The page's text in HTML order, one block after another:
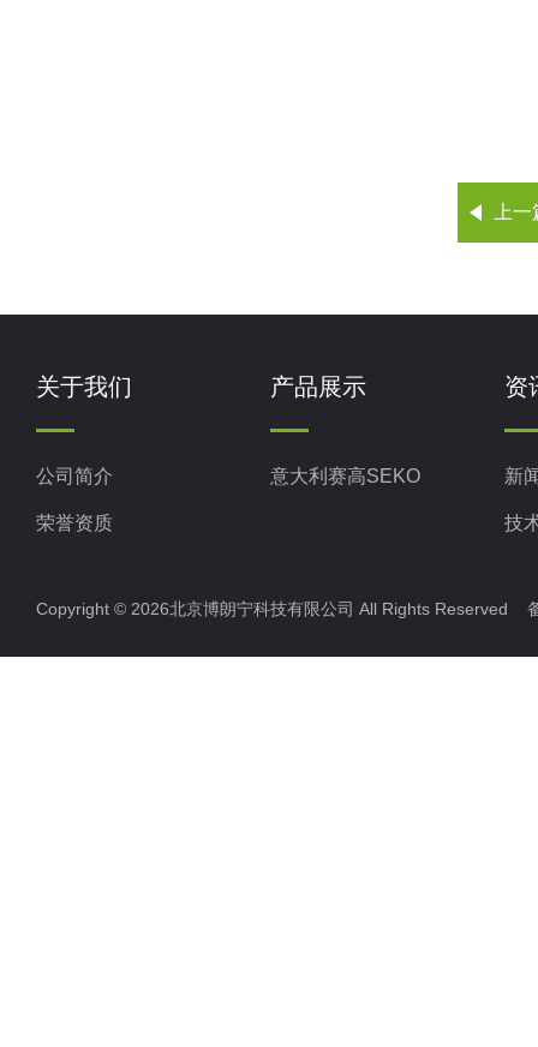
上
关于我们
公司简介
荣誉资质
产品展示
意大利赛高SEKO
资
新
技
Copyright © 2026北京博朗宁科技有限公司 All Rights Reserved